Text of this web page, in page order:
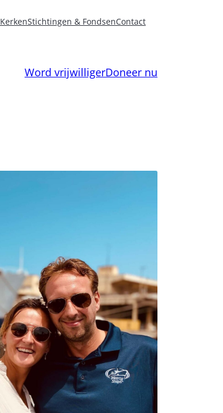
KerkenStichtingen & FondsenContact
Word vrijwilligerDoneer nu